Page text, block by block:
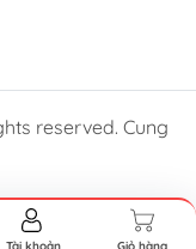
reserved. Cung
Tài khoản Giỏ hàng